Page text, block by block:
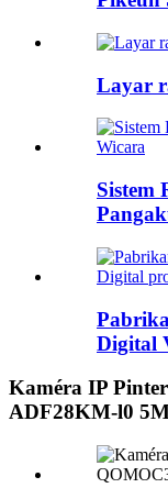
Layar
Sistem
Digital
Kaméra IP
ADF28KM-l0